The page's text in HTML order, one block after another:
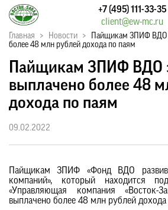
+7 (495) 111-33-35
client@ew-mc.ru
Главная > Новости >
Пайщикам ЗПИФ ВДО
более 48 млн рублей дохода по паям
Пайщикам ЗПИФ ВДО
выплачено более 48
дохода по паям
09.02.2022
Пайщикам ЗПИФ «Фонд ВДО
компаний», который находится
«Управляющая компания «Восток-
выплачено более 48 млн рублей